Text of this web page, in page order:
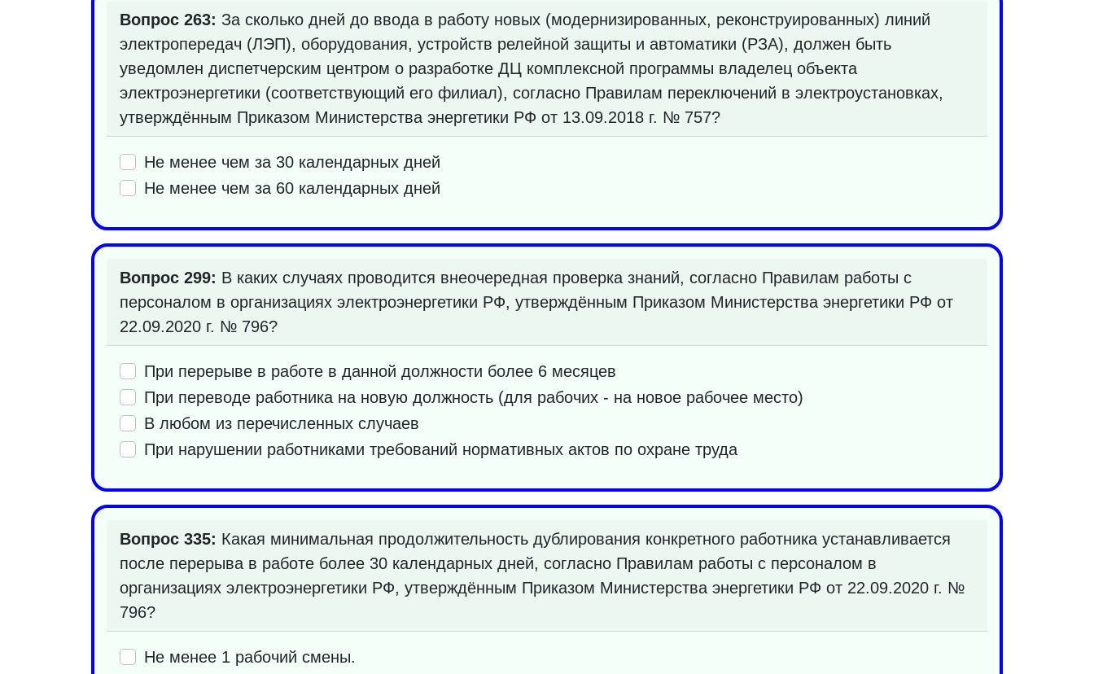
Вопрос 263: За сколько дней до ввода в работу новых (модернизированных, реконструированных) линий
электропередач (ЛЭП), оборудования, устройств релейной защиты и автоматики (РЗА), должен быть
уведомлен диспетчерским центром о разработке ДЦ комплексной программы владелец объекта
электроэнергетики (соответствующий его филиал), согласно Правилам переключений в электроустановках,
утверждённым Приказом Министерства энергетики РФ от 13.09.2018 г. № 757?
Не менее чем за 30 календарных дней
Не менее чем за 60 календарных дней
Вопрос 299: В каких случаях проводится внеочередная проверка знаний, согласно Правилам работы с
персоналом в организациях электроэнергетики РФ, утверждённым Приказом Министерства энергетики РФ от
22.09.2020 г. № 796?
При перерыве в работе в данной должности более 6 месяцев
При переводе работника на новую должность (для рабочих - на новое рабочее место)
В любом из перечисленных случаев
При нарушении работниками требований нормативных актов по охране труда
Вопрос 335: Какая минимальная продолжительность дублирования конкретного работника устанавливается
после перерыва в работе более 30 календарных дней, согласно Правилам работы с персоналом в
организациях электроэнергетики РФ, утверждённым Приказом Министерства энергетики РФ от 22.09.2020 г. №
796?
Не менее 1 рабочий смены.